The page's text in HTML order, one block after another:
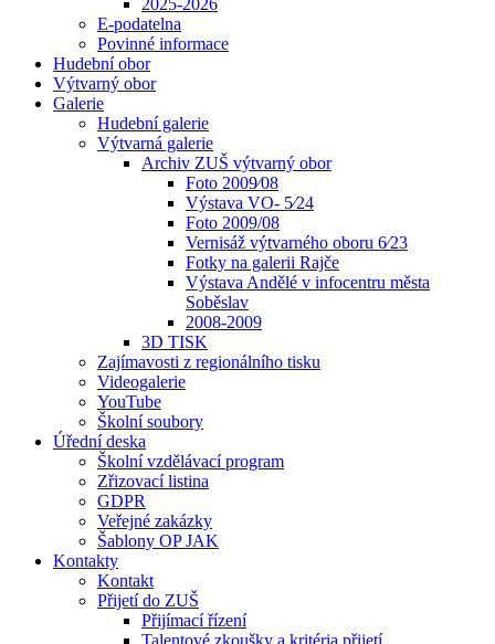
2025-2026
E-podatelna
Povinné informace
Hudební obor
Výtvarný obor
Galerie
Hudební galerie
Výtvarná galerie
Archiv ZUŠ výtvarný obor
Foto 2009⁄08
Výstava VO- 5⁄24
Foto 2009/08
Vernisáž výtvarného oboru 6⁄23
Fotky na galerii Rajče
Výstava Andělé v infocentru města
Soběslav
2008-2009
3D TISK
Zajímavosti z regionálního tisku
Videogalerie
YouTube
Školní soubory
Úřední deska
Školní vzdělávací program
Zřizovací listina
GDPR
Veřejné zakázky
Šablony OP JAK
Kontakty
Kontakt
Přijetí do ZUŠ
Přijímací řízení
Talentové zkoušky a kritéria přijetí